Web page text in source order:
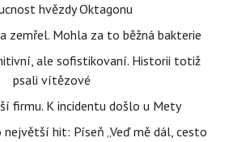
hvězdy Oktagonu
zemřel. Mohla za to běžná bakterie
ale sofistikovaní. Historii totiž
psali vítězové
firmu. K incidentu došlo u Mety
největší hit: Píseň „Veď mě dál, cesto